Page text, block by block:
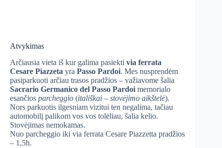
Atvykimas
Arčiausia vieta iš kur galima pasiekti via ferrata
Cesare Piazzeta yra Passo Pardoi. Mes nusprendėm
pasiparkuoti arčiau trasos pradžios – važiavome šalia
Sacrario Germanico del Passo Pardoi memorialo
esančios parcheggio (itališkai – stovėjimo aikštelė).
Nors parkuotis ilgesniam vizitui ten negalima, tačiau
automobilį palikom vos vos tolėliau, šalia kelio.
Stovėjimas nemokamas.
Nuo parcheggio iki via ferrata Cesare Piazzetta pradžios
– 1,5h.